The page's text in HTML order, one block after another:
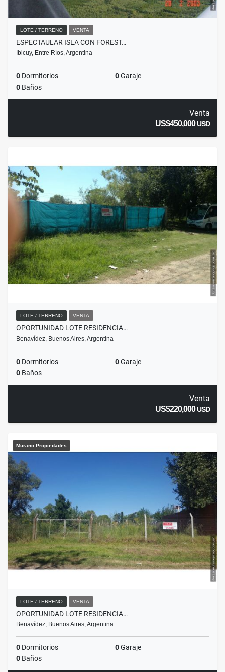
LOTE / TERRENO VENTA
ESPECTAULAR ISLA CON FOREST…
Ibicuy, Entre Ríos, Argentina
0 Dormitorios 0Garaje
0 Baños
Venta
US$450,000USD
LOTE / TERRENO VENTA
OPORTUNIDAD LOTE RESIDENCIA…
Benavídez, Buenos Aires, Argentina
0 Dormitorios 0Garaje
0 Baños
Venta
US$220,000USD
Murano Propiedades
LOTE / TERRENO VENTA
OPORTUNIDAD LOTE RESIDENCIA…
Benavídez, Buenos Aires, Argentina
0 Dormitorios 0Garaje
0 Baños